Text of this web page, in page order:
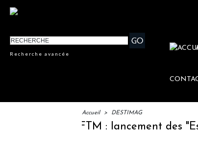
Recherche avancée
Accueil > DESTIMAG
IFTM : lancement des